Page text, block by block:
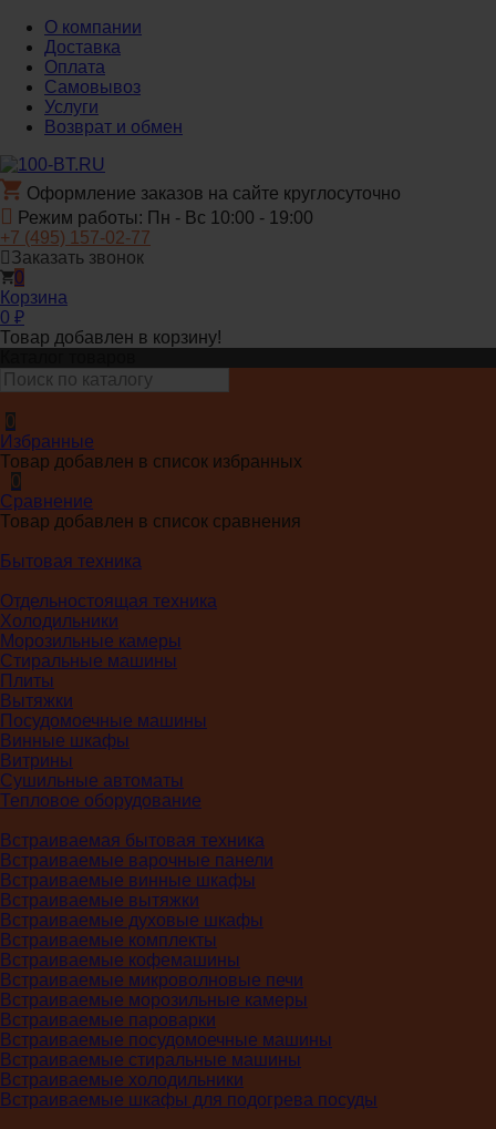
О компании
Доставка
Оплата
Самовывоз
Услуги
Возврат и обмен
Оформление заказов на сайте круглосуточно
Режим работы: Пн - Вс 10:00 - 19:00
+7 (495) 157-02-77
Заказать звонок
0
Корзина
0 ₽
Товар добавлен в корзину!
0
Избранные
Товар добавлен в список избранных
0
Сравнение
Товар добавлен в список сравнения
Бытовая техника
Отдельностоящая техника
Холодильники
Морозильные камеры
Стиральные машины
Плиты
Вытяжки
Посудомоечные машины
Винные шкафы
Витрины
Сушильные автоматы
Тепловое оборудование
Встраиваемая бытовая техника
Встраиваемые варочные панели
Встраиваемые винные шкафы
Встраиваемые вытяжки
Встраиваемые духовые шкафы
Встраиваемые комплекты
Встраиваемые кофемашины
Встраиваемые микроволновые печи
Встраиваемые морозильные камеры
Встраиваемые пароварки
Встраиваемые посудомоечные машины
Встраиваемые стиральные машины
Встраиваемые холодильники
Встраиваемые шкафы для подогрева посуды